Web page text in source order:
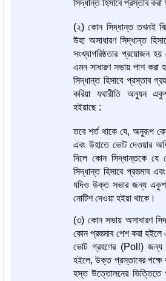
সিদ্ধান্ত হিসাবে প্রস্তাব করা
(২) কোন সিদ্ধান্ত তখনই
উহা অসাধারণ সিদ্ধান্ত
সংখ্যাগরিষ্ঠতার প্রয়োজন হয়
এমন সাধারণ সভায় পাশ করা
সিদ্ধান্ত হিসাবে প্রস্তাব
করিয়া যথারীতি অন্যুন
হইয়াছে :
তবে শর্ত থাকে যে, অনুরূপ
এবং উহাতে ভোট দেওয়ার
দিলে কোন সিদ্ধান্তকে যে
সিদ্ধান্ত হিসাবে প্রস্ত্মাব
যদিও উক্ত সভার জন্য একুশ
নোটিশ দেওয়া হইয়া থাকে।
(৩) কোন সভায় অসাধারণ
কোন প্রস্ত্মাব পেশ করা হইলে
ভোট গ্রহণের (Poll) জন্য
হইলে, উক্ত প্রস্তাবের পক্ষে
হস্ত উত্তোলনের ভিত্তিতে